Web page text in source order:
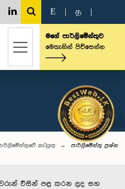
E த
මගේ පාර්ලිමේන්තුව
මෙතැනින් පිවිසෙන්න
කටයුතු පාර්ලි‌මේන්තු‌ ප්‍රශ්න
විසින් පළ කරන ලද සහ